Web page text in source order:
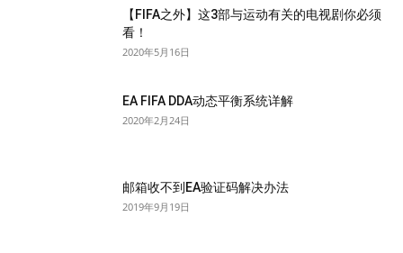
【FIFA之外】这3部与运动有关的电视剧你必须
看！
2020年5月16日
EA FIFA DDA动态平衡系统详解
2020年2月24日
邮箱收不到EA验证码解决办法
2019年9月19日